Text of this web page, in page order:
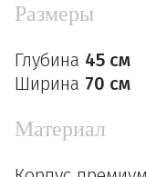
Размеры
Глубина 45 см
Ширина 70 см
Материал